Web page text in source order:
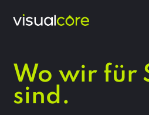
Wo wir für
sind.